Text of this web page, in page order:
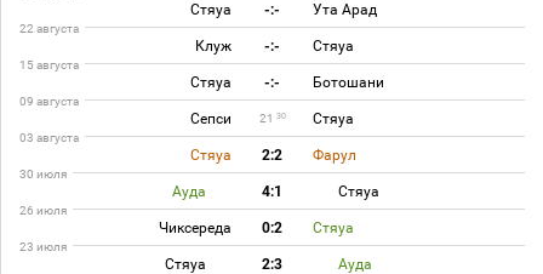
Стяуа -:- Ута Арад
22 августа
Клуж -:- Стяуа
15 августа
Стяуа -:- Ботошани
09 августа
Сепси 21 30 Стяуа
03 августа
Стяуа 2:2 Фарул
30 июля
Ауда 4:1 Стяуа
26 июля
Чиксереда 0:2 Стяуа
23 июля
Стяуа 2:3 Ауда